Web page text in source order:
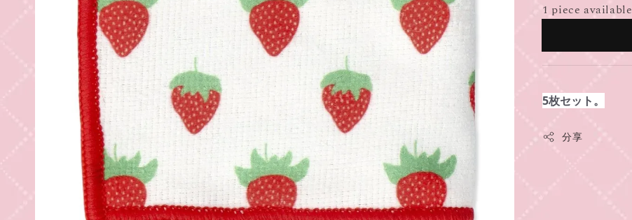
1 piece available
5枚セット。
分享